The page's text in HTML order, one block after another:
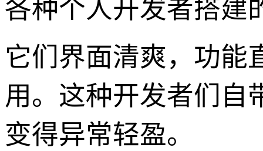
各种个人开发者搭建
它们界面清爽，功能
用。这种开发者们自
变得异常轻盈。